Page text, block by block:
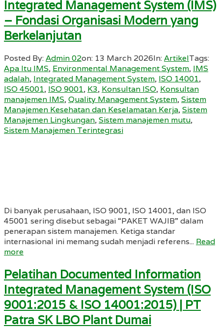
Integrated Management System (IMS)
– Fondasi Organisasi Modern yang
Berkelanjutan
Posted By:Admin 02on: 13 March 2026In:ArtikelTags:
Apa Itu IMS, Environmental Management System, IMS
adalah, Integrated Management System, ISO 14001,
ISO 45001, ISO 9001, K3, Konsultan ISO, Konsultan
manajemen IMS,Quality Management System,Sistem
Manajemen Kesehatan dan Keselamatan Kerja,Sistem
Manajemen Lingkungan,Sistem manajemen mutu,
Sistem Manajemen Terintegrasi
Di banyak perusahaan, ISO 9001, ISO 14001, dan ISO
45001 sering disebut sebagai “PAKET WAJIB” dalam
penerapan sistem manajemen. Ketiga standar
internasional ini memang sudah menjadi referens... Read
more
Pelatihan Documented Information
Integrated Management System (ISO
9001:2015 & ISO 14001:2015) | PT
Patra SK LBO Plant Dumai